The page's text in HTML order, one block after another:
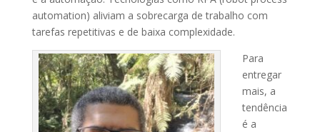
automation) aliviam a sobrecarga de trabalho com
tarefas repetitivas e de baixa complexidade.
Para
entregar
mais, a
tendência
é a